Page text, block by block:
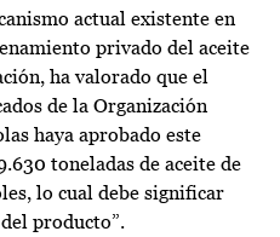
actual existente en
privado del aceite
ha valorado que el
de la Organización
haya aprobado este
toneladas de aceite de
lo cual debe significar
producto”.